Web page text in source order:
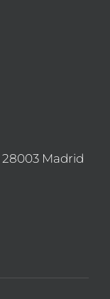
Madrid